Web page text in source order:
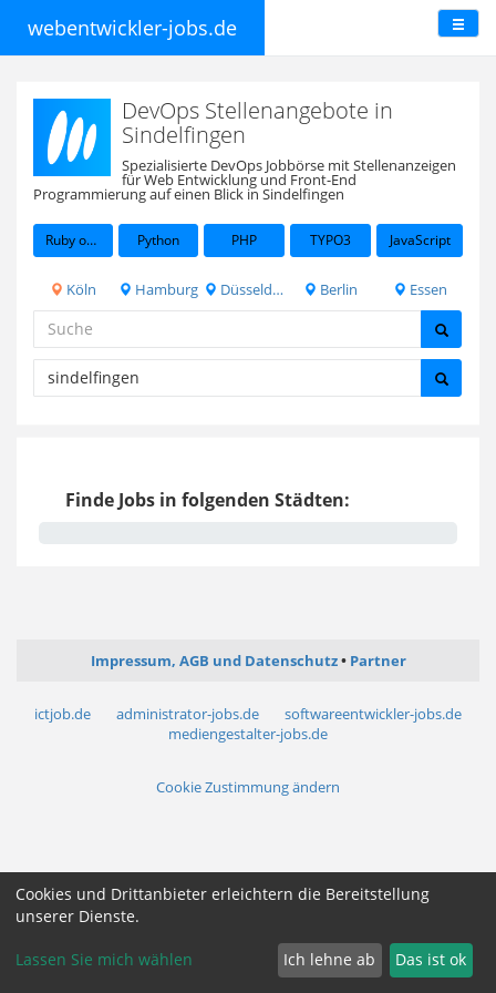
webentwickler-jobs.de
DevOps Stellenangebote in
Sindelfingen
Spezialisierte DevOps Jobbörse mit Stellenanzeigen
für Web Entwicklung und Front-End
Programmierung auf einen Blick in Sindelfingen
Ruby on Rails Python PHP TYPO3 JavaScript
Köln Hamburg Düsseldorf Berlin Essen
Finde Jobs in folgenden Städten:
Impressum, AGB und Datenschutz Partner
ictjob.de administrator-jobs.de
softwareentwickler-jobs.de
mediengestalter-jobs.de
Cookie Zustimmung ändern
Cookies und Drittanbieter erleichtern die Bereitstellung
unserer Dienste.
Lassen Sie mich wählen Ich lehne ab Das ist ok